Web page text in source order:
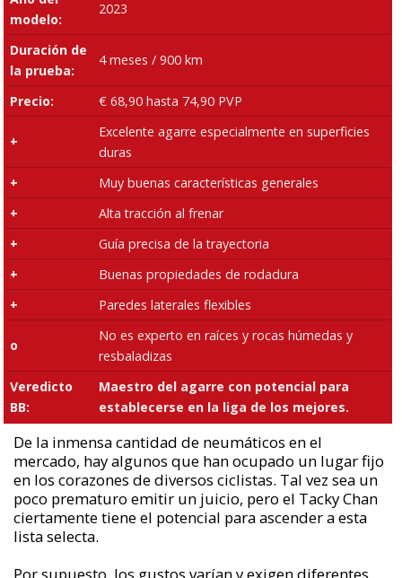
modelo:
2023
Duración de
la prueba:
4 meses / 900 km
Precio: € 68,90 hasta 74,90 PVP
+
Excelente agarre especialmente en superficies
duras
+
Muy buenas características generales
+
Alta tracción al frenar
+
Guía precisa de la trayectoria
+
Buenas propiedades de rodadura
+
Paredes laterales flexibles
o
No es experto en raíces y rocas húmedas y
resbaladizas
Veredicto
BB:
Maestro del agarre con potencial para
establecerse en la liga de los mejores.
De la inmensa cantidad de neumáticos en el
mercado, hay algunos que han ocupado un lugar fijo
en los corazones de diversos ciclistas. Tal vez sea un
poco prematuro emitir un juicio, pero el Tacky Chan
ciertamente tiene el potencial para ascender a esta
lista selecta.